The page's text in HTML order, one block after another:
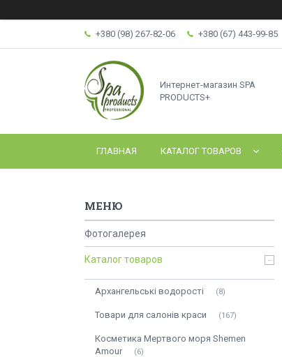
+380 (98) 267-82-06 +380 (67) 443-99-85
Интернет-магазин SPA
PRODUCTS+
ГЛАВНАЯ КАТАЛОГ ТОВАРОВ
Фотогалерея
Каталог товаров
Архангельські водорості 8
Товари для салонів краси 167
Косметика Мертвого моря Shemen
Amour
6